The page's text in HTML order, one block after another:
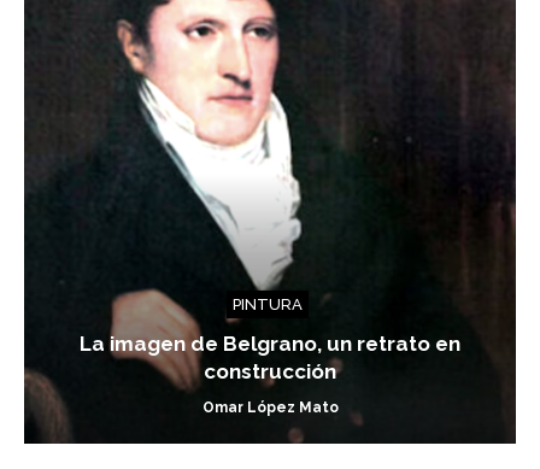
PINTURA
La imagen de Belgrano, un retrato en
construcción
Omar López Mato